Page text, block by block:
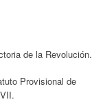
de la Revolución.
Provisional de